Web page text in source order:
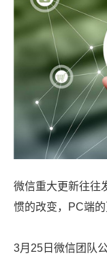
微信重大更新往往
惯的改变，PC端的
3月25日微信团队